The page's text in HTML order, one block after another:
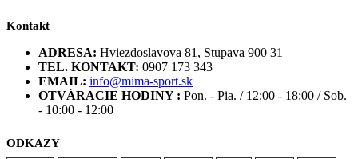
Kontakt
ADRESA: Hviezdoslavova 81, Stupava 900 31
TEL. KONTAKT: 0907 173 343
EMAIL: info@mima-sport.sk
OTVÁRACIE HODINY : Pon. - Pia. / 12:00 - 18:00 / Sob.
- 10:00 - 12:00
ODKAZY